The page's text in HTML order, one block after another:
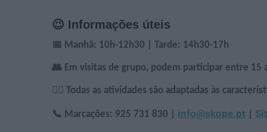
😉 Informações úteis
📅 Manhã: 10h-12h30 | Tarde: 14h30-17h
👥 Em visitas de grupo, podem participar entre 15
🙋‍♀️ Todas as atividades são adaptadas às
📞 Marcações: 925 731 830 | info@skope.pt